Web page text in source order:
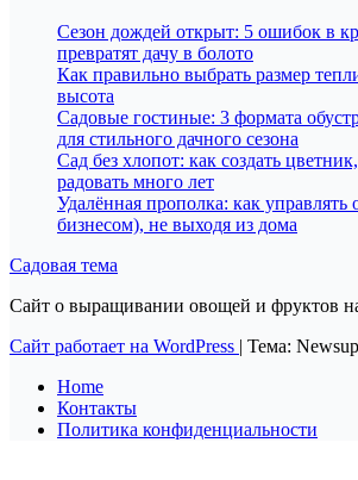
Сезон дождей открыт: 5 ошибок в
превратят дачу в болото
Как правильно выбрать размер
высота
Садовые гостиные: 3 формата
для стильного дачного сезона
Сад без хлопот: как создать
радовать много лет
Удалённая прополка: как управлять
бизнесом), не выходя из дома
Садовая тема
Сайт о выращивании овощей и фруктов
Сайт работает на WordPress | Тема:
Home
Контакты
Политика конфиденциальности